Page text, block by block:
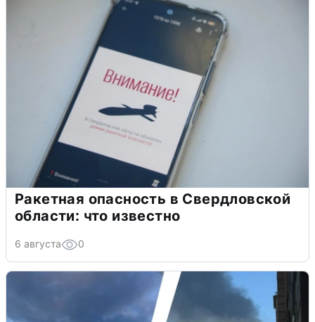
Ракетная опасность в Свердловской
области: что известно
6 августа 0